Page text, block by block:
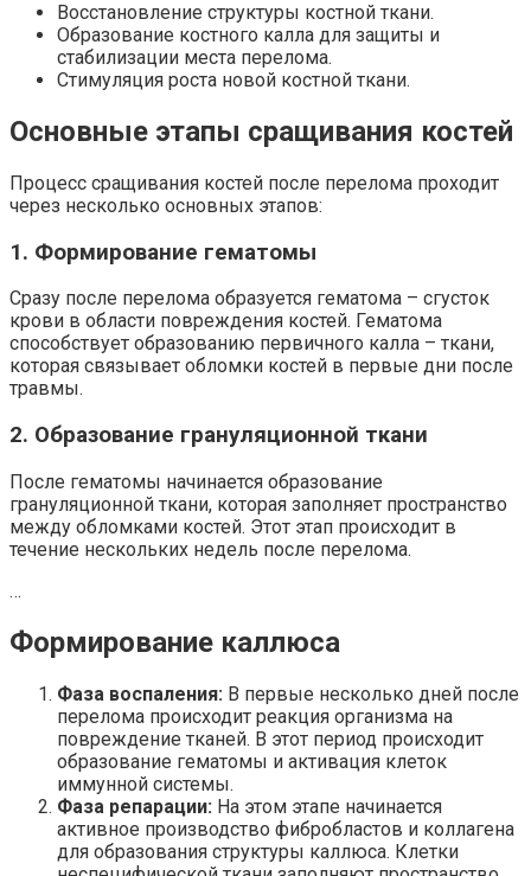
Восстановление структуры костной ткани.
Образование костного калла для защиты и
стабилизации места перелома.
Стимуляция роста новой костной ткани.
Основные этапы сращивания костей
Процесс сращивания костей после перелома проходит
через несколько основных этапов:
1. Формирование гематомы
Сразу после перелома образуется гематома – сгусток
крови в области повреждения костей. Гематома
способствует образованию первичного калла – ткани,
которая связывает обломки костей в первые дни после
травмы.
2. Образование грануляционной ткани
После гематомы начинается образование
грануляционной ткани, которая заполняет пространство
между обломками костей. Этот этап происходит в
течение нескольких недель после перелома.
…
Формирование каллюса
Фаза воспаления: В первые несколько дней после
перелома происходит реакция организма на
повреждение тканей. В этот период происходит
образование гематомы и активация клеток
иммунной системы.
Фаза репарации: На этом этапе начинается
активное производство фибробластов и коллагена
для образования структуры каллюса. Клетки